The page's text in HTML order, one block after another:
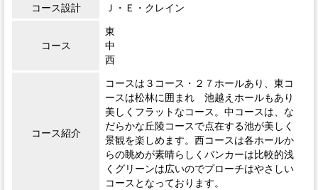
コース設計 Ｊ・Ｅ・クレイン
コース
東
中
西
コース紹介
コースは３コース・２７ホールあり、東コ
ースは松林に囲まれ 池越えホールもあり
美しくフラットなコース。中コースは、な
だらかな丘陵コースで点在する池が美しく
景観を楽しめます。西コースは各ホールか
らの眺めが素晴らしくバンカーは比較的浅
くグリーンは広いのでプローチはやさしい
コースとなっております。